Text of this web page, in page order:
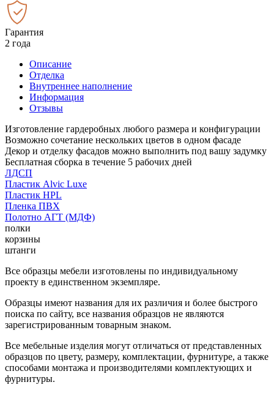
Гарантия
2 года
Описание
Отделка
Внутреннее наполнение
Информация
Отзывы
Изготовление гардеробных любого размера и конфигурации
Возможно сочетание нескольких цветов в одном фасаде
Декор и отделку фасадов можно выполнить под вашу задумку
Бесплатная сборка в течение 5 рабочих дней
ЛДСП
Пластик Alvic Luxe
Пластик HPL
Пленка ПВХ
Полотно АГТ (МДФ)
полки
корзины
штанги
Все образцы мебели изготовлены по индивидуальному
проекту в единственном экземпляре.
Образцы имеют названия для их различия и более быстрого
поиска по сайту, все названия образцов не являются
зарегистрированным товарным знаком.
Все мебельные изделия могут отличаться от представленных
образцов по цвету, размеру, комплектации, фурнитуре, а также
способами монтажа и производителями комплектующих и
фурнитуры.